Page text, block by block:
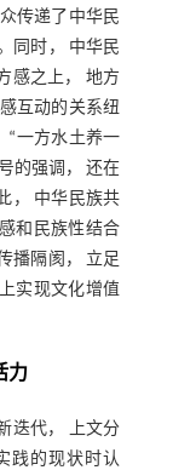
传递了中华民
同时， 中华民
感之上， 地方
互动的关系纽
“一方水土养一
的强调， 还在
， 中华民族共
和民族性结合
播隔阂， 立足
实现文化增值
力
迭代， 上文分
践的现状时认